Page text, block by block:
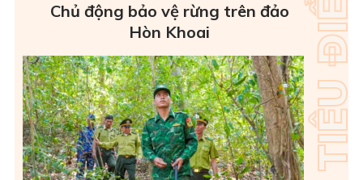
Chủ động bảo vệ rừng trên đảo
Hòn Khoai